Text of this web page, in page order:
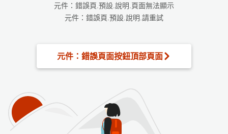
元件：錯誤頁.預設.說明.頁面無法顯示
元件：錯誤頁.預設.說明.請重試
元件：錯誤頁面按鈕頂部頁面